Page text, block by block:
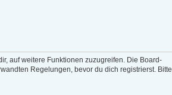
auf weitere Funktionen zuzugreifen. Die Board-
Regelungen, bevor du dich registrierst. Bitte